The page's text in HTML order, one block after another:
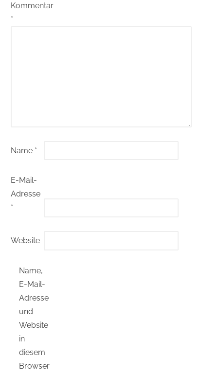
Kommentar
*
Name *
E-Mail-
Adresse
*
Website
Name,
E-Mail-
Adresse
und
Website
in
diesem
Browser